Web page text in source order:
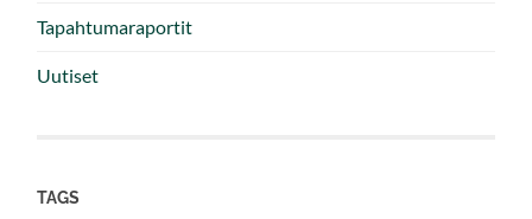
Tapahtumaraportit
Uutiset
TAGS